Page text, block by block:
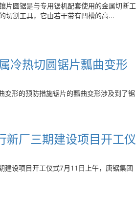
片圆锯是与专用锯机配套使用的金属切断工
切割工具，它由若干带有凹槽的高...
冷热切圆锯片瓢曲变形
变形的预防措施锯片的瓢曲变形涉及到了锯
新厂三期建设项目开工仪
建设项目开工仪式7月11日上午，唐锯集团